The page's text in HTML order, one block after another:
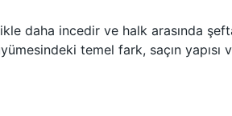
daha incedir ve halk arasında
temel fark, saçın yapısı